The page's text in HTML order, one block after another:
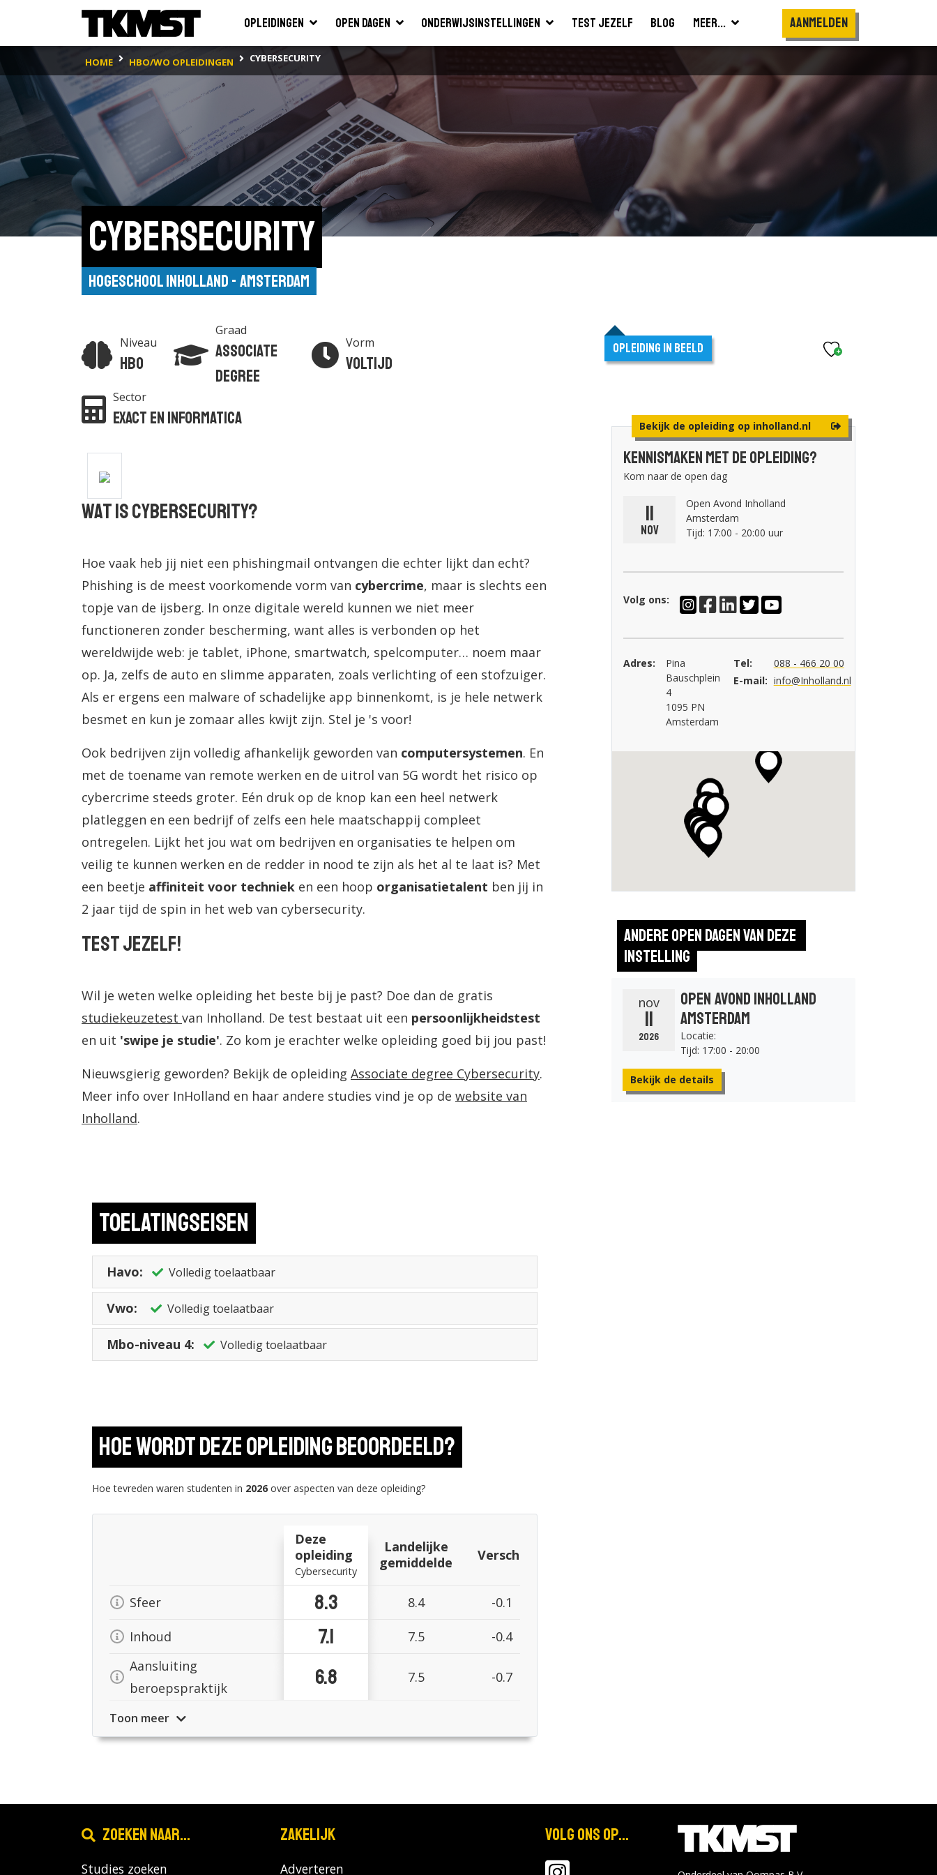
Opleidingen Open dagen Onderwijsinstellingen Test jezelf Blog Meer... Aanmelden
HOME HBO/WO OPLEIDINGEN CYBERSECURITY
Cybersecurity
Hogeschool Inholland - Amsterdam
Niveau
Hbo
Graad
Associate
degree
Vorm
Voltijd
Sector
Exact en Informatica
Wat is cybersecurity?
Hoe vaak heb jij niet een phishingmail ontvangen die echter lijkt dan echt?
Phishing is de meest voorkomende vorm van cybercrime, maar is slechts een
topje van de ijsberg. In onze digitale wereld kunnen we niet meer
functioneren zonder bescherming, want alles is verbonden op het
wereldwijde web: je tablet, iPhone, smartwatch, spelcomputer… noem maar
op. Ja, zelfs de auto en slimme apparaten, zoals verlichting of een stofzuiger.
Als er ergens een malware of schadelijke app binnenkomt, is je hele netwerk
besmet en kun je zomaar alles kwijt zijn. Stel je 's voor!
Ook bedrijven zijn volledig afhankelijk geworden van computersystemen. En
met de toename van remote werken en de uitrol van 5G wordt het risico op
cybercrime steeds groter. Eén druk op de knop kan een heel netwerk
platleggen en een bedrijf of zelfs een hele maatschappij compleet
ontregelen. Lijkt het jou wat om bedrijven en organisaties te helpen om
veilig te kunnen werken en de redder in nood te zijn als het al te laat is? Met
een beetje affiniteit voor techniek en een hoop organisatietalent ben jij in
2 jaar tijd de spin in het web van cybersecurity.
Test jezelf!
Wil je weten welke opleiding het beste bij je past? Doe dan de gratis
studiekeuzetest van Inholland. De test bestaat uit een persoonlijkheidstest
en uit 'swipe je studie'. Zo kom je erachter welke opleiding goed bij jou past!
Nieuwsgierig geworden? Bekijk de opleiding Associate degree Cybersecurity.
Meer info over InHolland en haar andere studies vind je op de website van
Inholland.
Toelatingseisen
Havo: Volledig toelaatbaar
Vwo: Volledig toelaatbaar
Mbo-niveau 4: Volledig toelaatbaar
Hoe wordt deze opleiding beoordeeld?
Hoe tevreden waren studenten in 2026 over aspecten van deze opleiding?
Deze
opleiding
Cybersecurity
Landelijke
gemiddelde
Verschil
Sfeer 8.3 8.4 -0.1
Inhoud 7.1 7.5
-0.4
Aansluiting
beroepspraktijk
6.8 7.5 -0.7
Toon meer
Bekijk de opleiding op inholland.nl
Opleiding in beeld
Kennismaken met de opleiding?
Kom naar de open dag
11
nov
Open Avond Inholland
Amsterdam
Tijd: 17:00 - 20:00 uur
Volg ons:
Adres:
Pina
Bauschplein
4
1095 PN
Amsterdam
Tel:
088 - 466 20 00
E-mail: info@Inholland.nl
Andere open dagen van deze
instelling
nov
11
2026
Open Avond Inholland
Amsterdam
Locatie:
Tijd: 17:00 - 20:00
Bekijk de details
Zoeken naar...
Studies zoeken
Zakelijk
Adverteren
Volg ons op...